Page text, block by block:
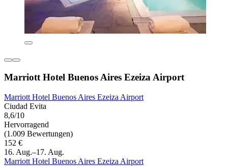
Marriott Hotel Buenos Aires Ezeiza Airport
Marriott Hotel Buenos Aires Ezeiza Airport
Ciudad Evita
8,6/10
Hervorragend
(1.009 Bewertungen)
152 €
16. Aug.–17. Aug.
Marriott Hotel Buenos Aires Ezeiza Airport